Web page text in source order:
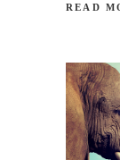
READ